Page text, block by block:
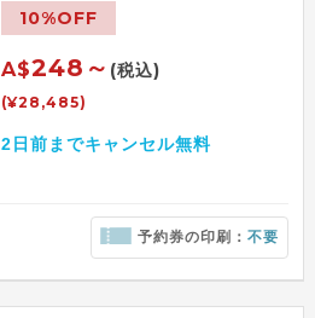
10%OFF
A$248～ (税込)
(¥28,485)
2日前までキャンセル無料
予約券の印刷：不要